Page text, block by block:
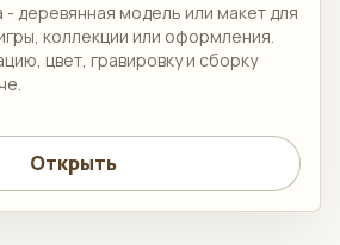
- деревянная модель или макет для
коллекции или оформления.
цвет, гравировку и сборку
Открыть